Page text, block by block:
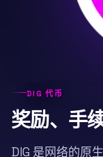
DIG 代币
奖励、手
DIG 是网络的原